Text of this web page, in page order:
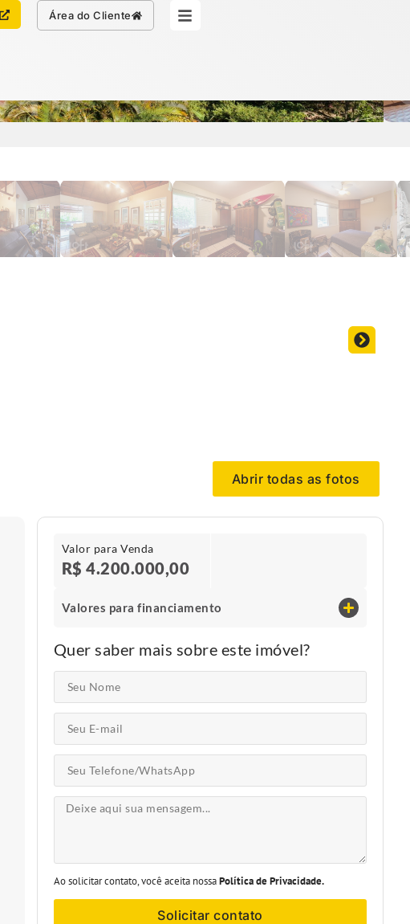
Área do Cliente Simule seu Crédito
Abrir todas as fotos
Valor para Venda
R$ 4.200.000,00
Valores para financiamento
Quer saber mais sobre este imóvel?
Ao solicitar contato, você aceita nossaPolítica de Privacidade.
Solicitar contato